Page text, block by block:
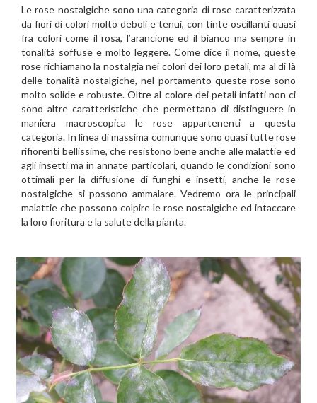
Le rose nostalgiche sono una categoria di rose caratterizzata
da fiori di colori molto deboli e tenui, con tinte oscillanti quasi
fra colori come il rosa, l’arancione ed il bianco ma sempre in
tonalità soffuse e molto leggere. Come dice il nome, queste
rose richiamano la nostalgia nei colori dei loro petali, ma al di là
delle tonalità nostalgiche, nel portamento queste rose sono
molto solide e robuste. Oltre al colore dei petali infatti non ci
sono altre caratteristiche che permettano di distinguere in
maniera macroscopica le rose appartenenti a questa
categoria. In linea di massima comunque sono quasi tutte rose
rifiorenti bellissime, che resistono bene anche alle malattie ed
agli insetti ma in annate particolari, quando le condizioni sono
ottimali per la diffusione di funghi e insetti, anche le rose
nostalgiche si possono ammalare. Vedremo ora le principali
malattie che possono colpire le rose nostalgiche ed intaccare
la loro fioritura e la salute della pianta.